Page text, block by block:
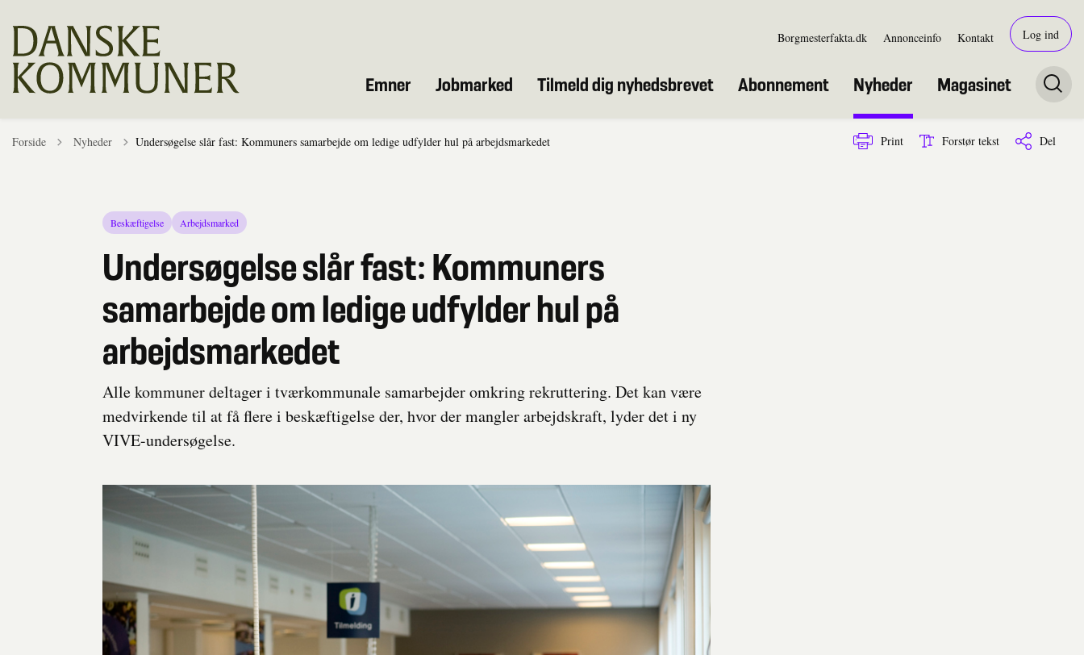
Borgmesterfakta.dk Annonceinfo Kontakt Log ind
Emner Jobmarked Tilmeld dig nyhedsbrevet Abonnement Nyheder Magasinet
Forside Tilbage til
Nyheder Undersøgelse slår fast: Kommuners samarbejde om ledige udfylder hul på arbejdsmarkedet Print Forstør tekst Del
Beskæftigelse Arbejdsmarked
Undersøgelse slår fast: Kommuners
samarbejde om ledige udfylder hul på
arbejdsmarkedet
Alle kommuner deltager i tværkommunale samarbejder omkring rekruttering. Det kan være
medvirkende til at få flere i beskæftigelse der, hvor der mangler arbejdskraft, lyder det i ny
VIVE-undersøgelse.